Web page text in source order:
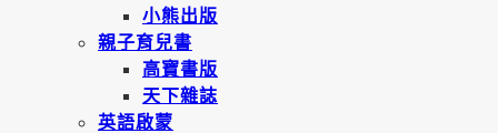
小熊出版
親子育兒書
高寶書版
天下雜誌
英語啟蒙